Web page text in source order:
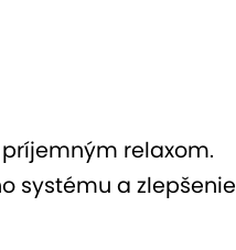
relaxom.
systému a zlepšenie